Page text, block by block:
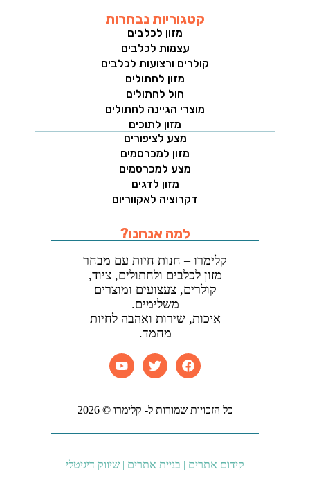
קטגוריות נבחרות
מזון לכלבים
עצמות לכלבים
קולרים ורצועות לכלבים
מזון לחתולים
חול לחתולים
מוצרי הגיינה לחתולים
מזון לתוכים
מצע לציפורים
מזון למכרסמים
מצע למכרסמים
מזון לדגים
דקרוציה לאקווריום
למה אנחנו?
קלימרו – חנות חיות עם מבחר
מזון לכלבים ולחתולים, ציוד,
קולרים, צעצועים ומוצרים
משלימים.
איכות, שירות ואהבה לחיות
מחמד.
כל הזכויות שמורות ל- קלימרו © 2026
קידום אתרים | בניית אתרים | שיווק דיגיטלי